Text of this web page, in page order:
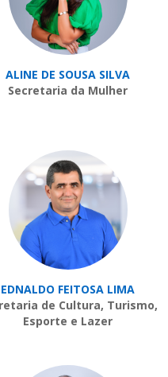
ALINE DE SOUSA SILVA
Secretaria da Mulher
EDNALDO FEITOSA LIMA
de Cultura, Turismo,
Esporte e Lazer